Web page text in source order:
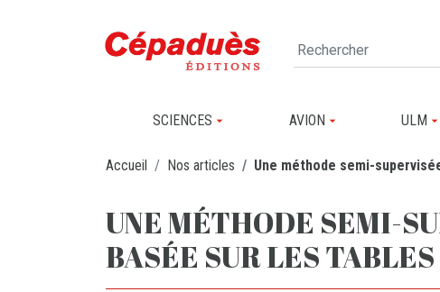
SCIENCES AVION ULM
Accueil Nos articles Une méthode semi-
UNE MÉTHODE SEMI-
BASÉE SUR LES